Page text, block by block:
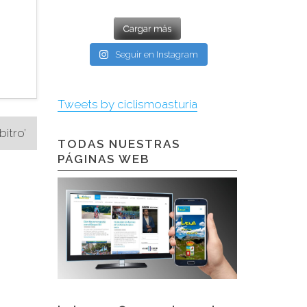
Cargar más
Seguir en Instagram
Tweets by ciclismoasturia
TODAS NUESTRAS
PÁGINAS WEB